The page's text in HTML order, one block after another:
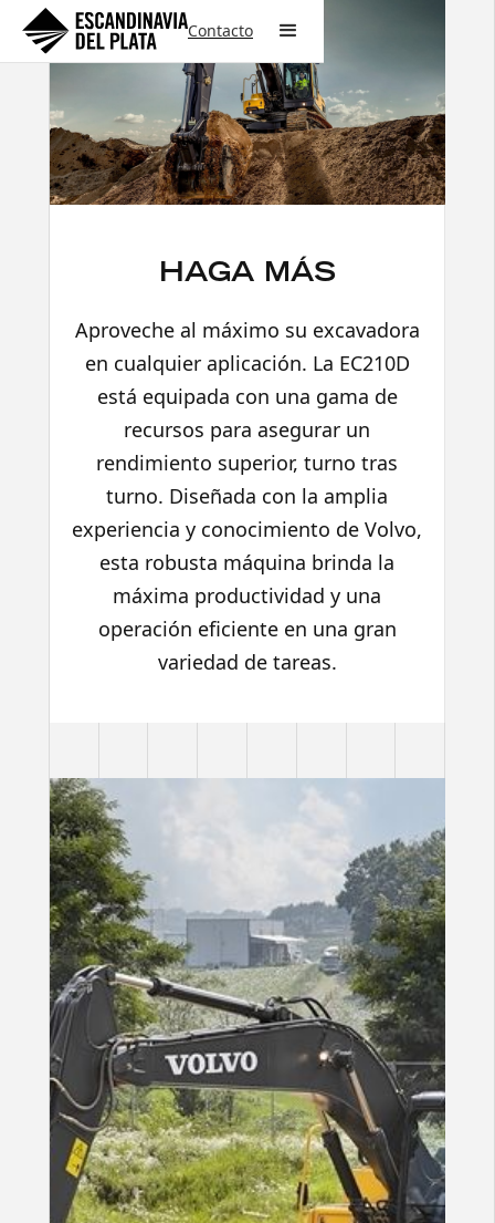
Contacto
HAGA MÁS
Aproveche al máximo su excavadora
en cualquier aplicación. La EC210D
está equipada con una gama de
recursos para asegurar un
rendimiento superior, turno tras
turno. Diseñada con la amplia
experiencia y conocimiento de Volvo,
esta robusta máquina brinda la
máxima productividad y una
operación eficiente en una gran
variedad de tareas.